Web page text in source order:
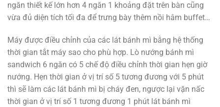
ngăn thiết kế lớn hơn 4 ngăn 1 khoảng đặt trên bàn cũng
vừa đủ diện tích tối đa để trưng bày thêm nồi hâm buffet…
Máy được điều chỉnh của các lát bánh mì bằng hệ thống
thời gian tắt máy sao cho phù hợp. Lò nướng bánh mì
sandwich 6 ngăn có 5 chế độ điều chỉnh thời gian hẹn giờ
nướng. Hẹn thời gian ở vị trí số 5 tương đương với 5 phút
thì sẽ làm các lát bánh mì bị cháy đen, ngược lại vặn nấc
thời gian ở vị trí số 1 tương đương 1 phút lát bánh mì